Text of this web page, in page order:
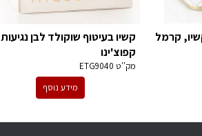
קרמל
קשיו בעיטוף שוקולד לבן נגיעות
קפוצ'ינו
מק''ט ETG9040
מידע נוסף